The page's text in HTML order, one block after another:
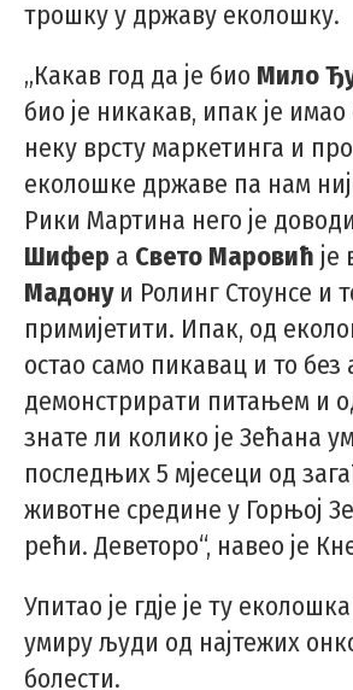
трошку у државу еколошку.
„Какав год да је био Мило
био је никакав, ипак је
неку врсту маркетинга и
еколошке државе па нам
Рики Мартина него је
Шифер а Свето Маровић је
Мадонуи Ролинг Стоунсе и
примијетити. Ипак, од
остао само пикавац и то без
демонстрирати питањем и
знате ли колико је Зећана
последњих 5 мјесеци од
животне средине у Горњој
рећи. Деветоро“, навео је
Упитао је гдје је ту
умиру људи од најтежих
болести.